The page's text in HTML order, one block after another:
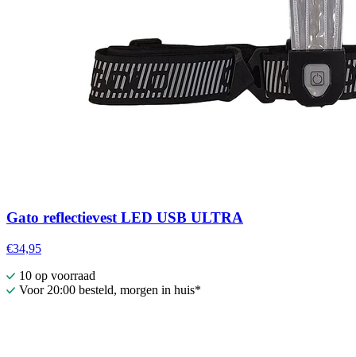
Gato reflectievest LED USB ULTRA
€34,95
10 op voorraad
Voor 20:00 besteld, morgen in huis*